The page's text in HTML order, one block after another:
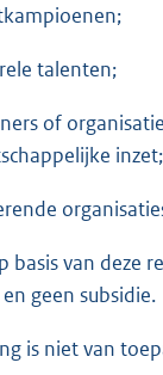
talenten;
of
inzet;
basis van deze
geen subsidie.
is niet van